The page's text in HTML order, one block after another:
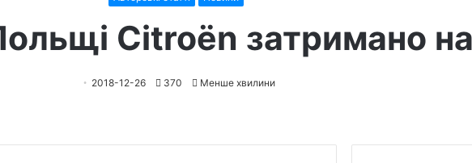
Citroën затримано
2018-12-26 370 Менше хвилини